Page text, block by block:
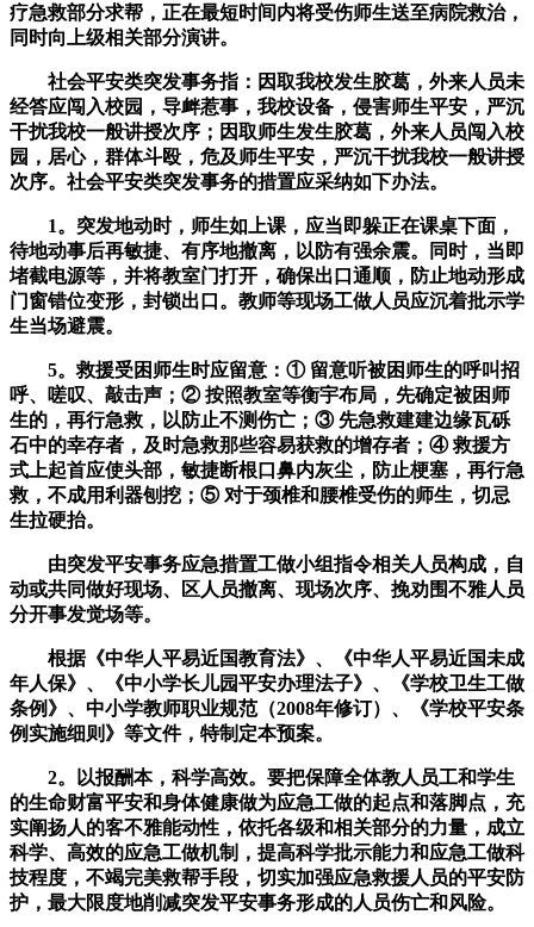
疗急救部分求帮，正在最短时间内将受伤师生送至病院救治，
同时向上级相关部分演讲。
社会平安类突发事务指：因取我校发生胶葛，外来人员未
经答应闯入校园，导衅惹事，我校设备，侵害师生平安，严沉
干扰我校一般讲授次序；因取师生发生胶葛，外来人员闯入校
园，居心，群体斗殴，危及师生平安，严沉干扰我校一般讲授
次序。社会平安类突发事务的措置应采纳如下办法。
1。突发地动时，师生如上课，应当即躲正在课桌下面，
待地动事后再敏捷、有序地撤离，以防有强余震。同时，当即
堵截电源等，并将教室门打开，确保出口通顺，防止地动形成
门窗错位变形，封锁出口。教师等现场工做人员应沉着批示学
生当场避震。
5。救援受困师生时应留意：① 留意听被困师生的呼叫招
呼、嗟叹、敲击声；② 按照教室等衡宇布局，先确定被困师
生的，再行急救，以防止不测伤亡；③ 先急救建建边缘瓦砾
石中的幸存者，及时急救那些容易获救的增存者；④ 救援方
式上起首应使头部，敏捷断根口鼻内灰尘，防止梗塞，再行急
救，不成用利器刨挖；⑤ 对于颈椎和腰椎受伤的师生，切忌
生拉硬抬。
由突发平安事务应急措置工做小组指令相关人员构成，自
动或共同做好现场、区人员撤离、现场次序、挽劝围不雅人员
分开事发觉场等。
根据《中华人平易近国教育法》、《中华人平易近国未成
年人保》、《中小学长儿园平安办理法子》、《学校卫生工做
条例》、中小学教师职业规范（2008年修订）、《学校平安条
例实施细则》等文件，特制定本预案。
2。以报酬本，科学高效。要把保障全体教人员工和学生
的生命财富平安和身体健康做为应急工做的起点和落脚点，充
实阐扬人的客不雅能动性，依托各级和相关部分的力量，成立
科学、高效的应急工做机制，提高科学批示能力和应急工做科
技程度，不竭完美救帮手段，切实加强应急救援人员的平安防
护，最大限度地削减突发平安事务形成的人员伤亡和风险。